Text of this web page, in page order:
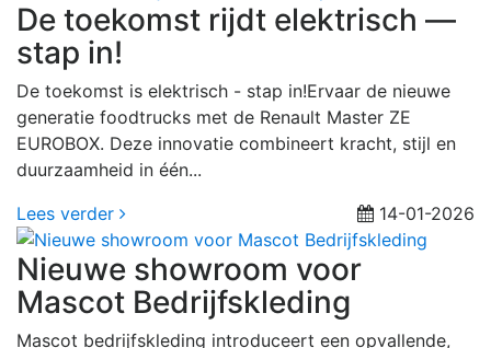
De toekomst rijdt elektrisch —
stap in!
De toekomst is elektrisch - stap in!Ervaar de nieuwe
generatie foodtrucks met de Renault Master ZE
EUROBOX. Deze innovatie combineert kracht, stijl en
duurzaamheid in één...
Lees verder
14-01-2026
Nieuwe showroom voor
Mascot Bedrijfskleding
Mascot bedrijfskleding introduceert een opvallende,